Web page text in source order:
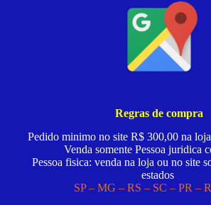
Regras de compra
Pedido minimo no site R$ 300,00 na
Venda somente Pessoa juridica
Pessoa fisica: venda na loja ou no site
estados
SP – MG – RS – SC – PR –